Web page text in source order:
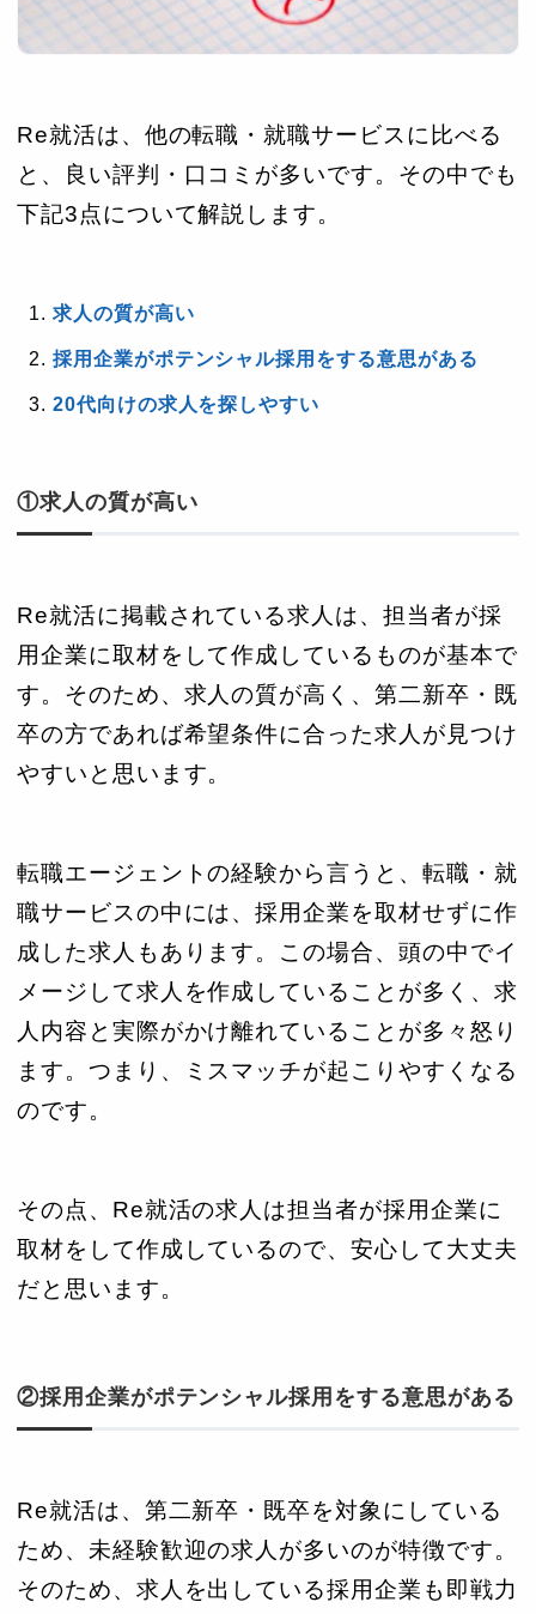
Re就活は、他の転職・就職サービスに比べる
と、良い評判・口コミが多いです。その中でも
下記3点について解説します。
求人の質が高い
採用企業がポテンシャル採用をする意思がある
20代向けの求人を探しやすい
①求人の質が高い
Re就活に掲載されている求人は、担当者が採
用企業に取材をして作成しているものが基本で
す。そのため、求人の質が高く、第二新卒・既
卒の方であれば希望条件に合った求人が見つけ
やすいと思います。
転職エージェントの経験から言うと、転職・就
職サービスの中には、採用企業を取材せずに作
成した求人もあります。この場合、頭の中でイ
メージして求人を作成していることが多く、求
人内容と実際がかけ離れていることが多々怒り
ます。つまり、ミスマッチが起こりやすくなる
のです。
その点、Re就活の求人は担当者が採用企業に
取材をして作成しているので、安心して大丈夫
だと思います。
②採用企業がポテンシャル採用をする意思がある
Re就活は、第二新卒・既卒を対象にしている
ため、未経験歓迎の求人が多いのが特徴です。
そのため、求人を出している採用企業も即戦力